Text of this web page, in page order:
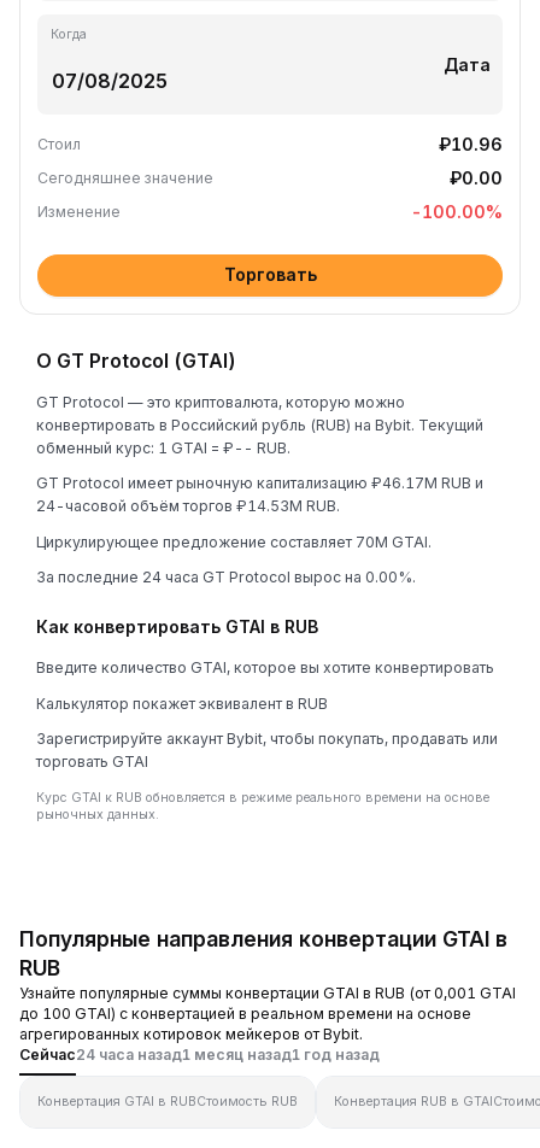
Когда
Дата
Стоил ₽10.96
Сегодняшнее значение ₽0.00
Изменение -100.00%
Торговать
О GT Protocol (GTAI)
GT Protocol — это криптовалюта, которую можно
конвертировать в Российский рубль (RUB) на Bybit. Текущий
обменный курс: 1 GTAI = ₽-- RUB.
GT Protocol имеет рыночную капитализацию ₽46.17M RUB и
24-часовой объём торгов ₽14.53M RUB.
Циркулирующее предложение составляет 70M GTAI.
За последние 24 часа GT Protocol вырос на 0.00%.
Как конвертировать GTAI в RUB
Введите количество GTAI, которое вы хотите конвертировать
Калькулятор покажет эквивалент в RUB
Зарегистрируйте аккаунт Bybit, чтобы покупать, продавать или
торговать GTAI
Курс GTAI к RUB обновляется в режиме реального времени на основе
рыночных данных.
Популярные направления конвертации GTAI в
RUB
Узнайте популярные суммы конвертации GTAI в RUB (от 0,001 GTAI
до 100 GTAI) с конвертацией в реальном времени на основе
агрегированных котировок мейкеров от Bybit.
Сейчас24 часа назад1 месяц назад1 год назад
Конвертация GTAI в RUBСтоимость RUB Конвертация RUB в GTAI